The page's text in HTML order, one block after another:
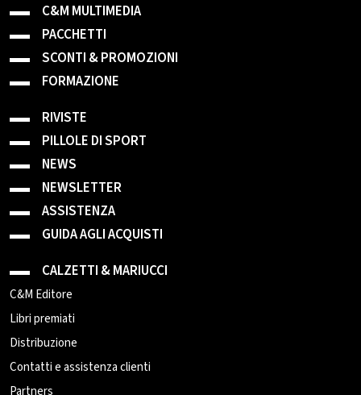
C&M MULTIMEDIA
PACCHETTI
SCONTI & PROMOZIONI
FORMAZIONE
RIVISTE
PILLOLE DI SPORT
NEWS
NEWSLETTER
ASSISTENZA
GUIDA AGLI ACQUISTI
CALZETTI & MARIUCCI
C&M Editore
Libri premiati
Distribuzione
Contatti e assistenza clienti
Partners